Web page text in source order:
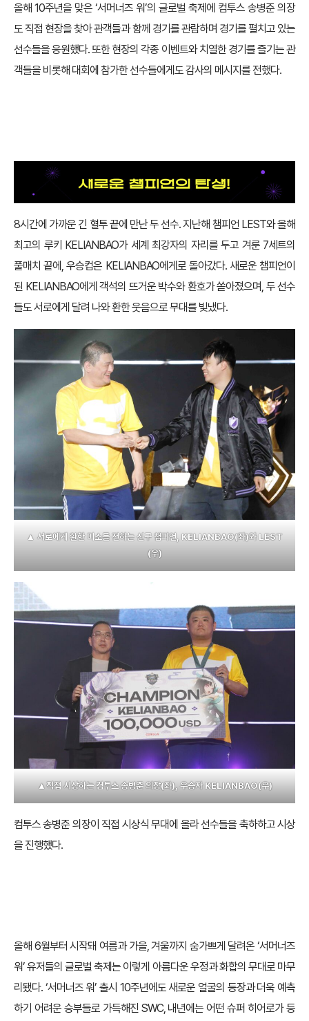
올해 10주년을 맞은 ‘서머너즈 워’의 글로벌 축제에 컴투스 송병준 의장
도 직접 현장을 찾아 관객들과 함께 경기를 관람하며 경기를 펼치고 있는
선수들을 응원했다. 또한 현장의 각종 이벤트와 치열한 경기를 즐기는 관
객들을 비롯해 대회에 참가한 선수들에게도 감사의 메시지를 전했다.
8시간에 가까운 긴 혈투 끝에 만난 두 선수. 지난해 챔피언 LEST와 올해
최고의 루키 KELIANBAO가 세계 최강자의 자리를 두고 겨룬 7세트의
풀매치 끝에, 우승컵은 KELIANBAO에게로 돌아갔다. 새로운 챔피언이
된 KELIANBAO에게 객석의 뜨거운 박수와 환호가 쏟아졌으며, 두 선수
들도 서로에게 달려 나와 환한 웃음으로 무대를 빛냈다.
▲ 서로에게 환한 미소를 전하는 신구 챔피언, KELIANBAO(좌)와 LEST
(우)
▲직접 시상하는 컴투스 송병준 의장(좌), 우승자 KELIANBAO(우)
컴투스 송병준 의장이 직접 시상식 무대에 올라 선수들을 축하하고 시상
을 진행했다.
올해 6월부터 시작돼 여름과 가을, 겨울까지 숨가쁘게 달려온 ‘서머너즈
워’ 유저들의 글로벌 축제는 이렇게 아름다운 우정과 화합의 무대로 마무
리됐다. ‘서머너즈 워’ 출시 10주년에도 새로운 얼굴의 등장과 더욱 예측
하기 어려운 승부들로 가득해진 SWC, 내년에는 어떤 슈퍼 히어로가 등